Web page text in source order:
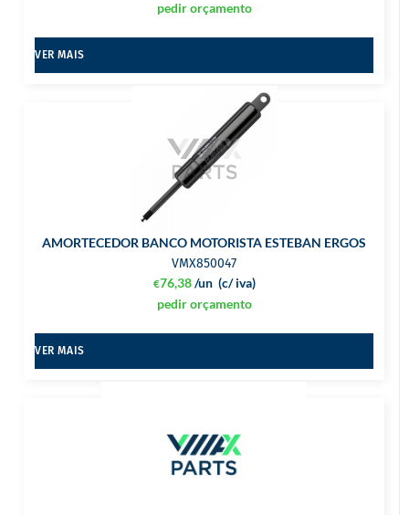
pedir orçamento
VER MAIS
AMORTECEDOR BANCO MOTORISTA ESTEBAN ERGOS
VMX850047
€76,38 (c/ iva)
/un
pedir orçamento
VER MAIS